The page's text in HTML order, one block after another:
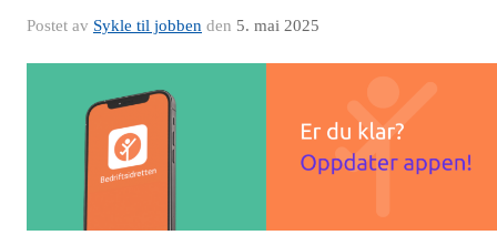
Postet av Sykle til jobben den 5. mai 2025